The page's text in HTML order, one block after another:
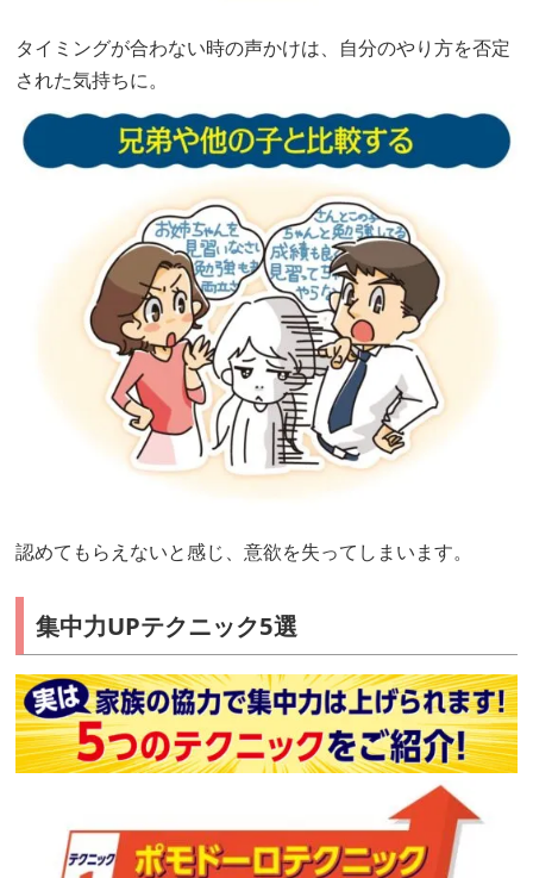
タイミングが合わない時の声かけは、自分のやり方を否定
された気持ちに。
認めてもらえないと感じ、意欲を失ってしまいます。
集中力UPテクニック5選